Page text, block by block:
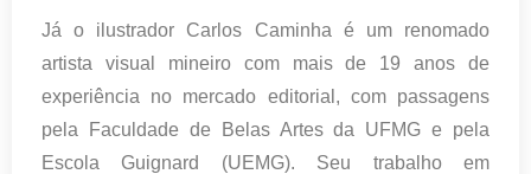
Já o ilustrador Carlos Caminha é um renomado
artista visual mineiro com mais de 19 anos de
experiência no mercado editorial, com passagens
pela Faculdade de Belas Artes da UFMG e pela
Escola Guignard (UEMG). Seu trabalho em